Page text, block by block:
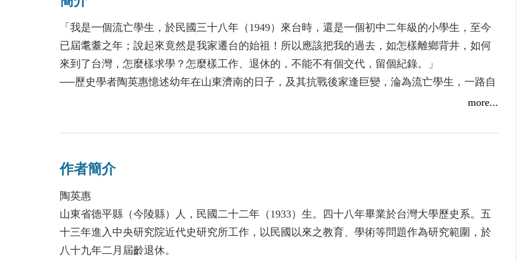
「我是一個流亡學生，於民國三十八年（1949）來台時，還是一個初中二年級的小學生，至今
已屆耄耋之年；說起來竟然是我家遷台的始祖！所以應該把我的過去，如怎樣離鄉背井，如何
來到了台灣，怎麼樣求學？怎麼樣工作、退休的，不能不有個交代，留個紀錄。」
──歷史學者陶英惠憶述幼年在山東濟南的日子，及其抗戰後家逢巨變，淪為流亡學生，一路自
澎湖來台的流離心境；後就讀於台灣大學，一生從事學術研究，任職於中央研究院足足半世紀
史留下見證。
more...
作者簡介
陶英惠
山東省德平縣（今陵縣）人，民國二十二年（1933）生。四十八年畢業於台灣大學歷史系。五
十三年進入中央研究院近代史研究所工作，以民國以來之教育、學術等問題作為研究範圍，於
八十九年二月屆齡退休。